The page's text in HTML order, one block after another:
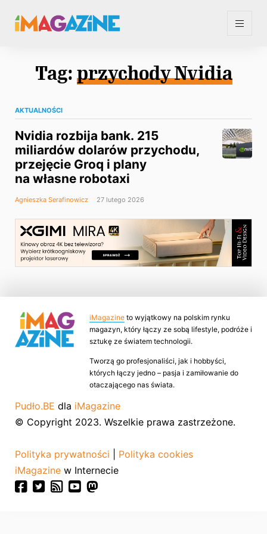
Tag: przychody Nvidia
AKTUALNOŚCI
Nvidia rozbija bank. 215
miliardów dolarów przychodu,
przejęcie Groq i plany
na własne robotaxi
Agnieszka Serafinowicz 27 lutego 2026
iMagazine to wyjątkowy na polskim rynku
magazyn, który łączy ze sobą lifestyle, podróże i
sztukę ze światem technologii.
Tworzą go profesjonaliści, jak i hobbyści,
których łączy jedno – pasja i zamiłowanie do
otaczającego nas świata.
Pudło.BE dla iMagazine
© Copyright 2023. Wszelkie prawa zastrzeżone.
Polityka prywatności
Polityka cookies
iMagazine w Internecie